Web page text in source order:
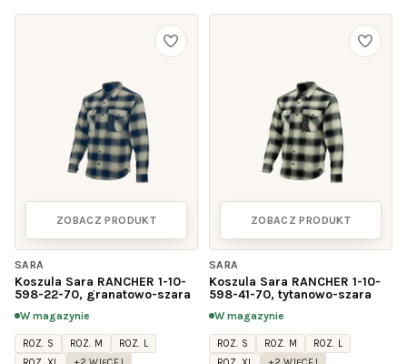
ZOBACZ PRODUKT
SARA
Koszula Sara RANCHER 1-10-
598-22-70, granatowo-szara
W magazynie
ROZ. S ROZ. M
ROZ. L
ZOBACZ PRODUKT
SARA
Koszula Sara RANCHER 1-10-
598-41-70, tytanowo-szara
W magazynie
ROZ. S ROZ. M
ROZ. L